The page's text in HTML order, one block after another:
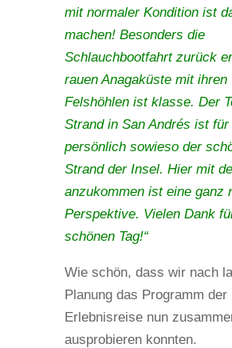
mit normaler Kondition ist
machen! Besonders die
Schlauchbootfahrt zurück
rauen Anagaküste mit ihren
Felshöhlen ist klasse. Der
Strand in San Andrés ist
persönlich sowieso der
Strand der Insel. Hier mit
anzukommen ist eine ganz
Perspektive. Vielen Dank
schönen Tag!“
Wie schön, dass wir nach
Planung das Programm der
Erlebnisreise nun
ausprobieren konnten.